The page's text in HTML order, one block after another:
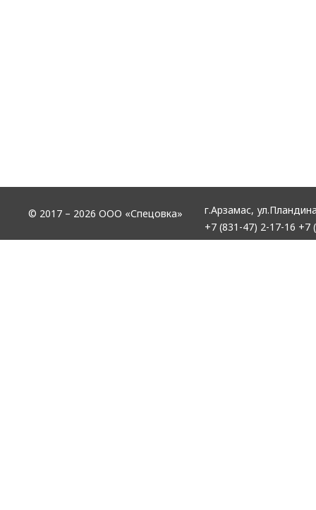
© 2017 – 2026 ООО «Спецовка» г.Арзамас,
+7 (831-47) 2-17-16 +7